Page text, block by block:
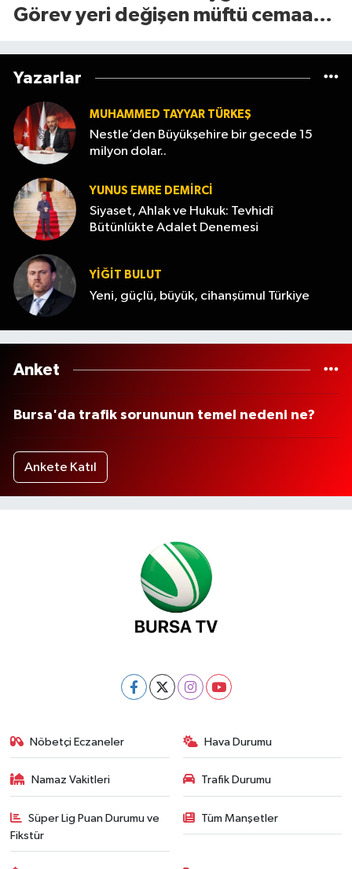
Görev yeri değişen müftü cemaate
Yazarlar
MUHAMMED TAYYAR TÜRKEŞ
Nestle’den Büyükşehire bir gecede 15
milyon dolar..
YUNUS EMRE DEMIRCI
Siyaset, Ahlak ve Hukuk: Tevhidî
Bütünlükte Adalet Denemesi
YİĞİT BULUT
Yeni, güçlü, büyük, cihanşümul Türkiye
Anket
Bursa'da trafik sorununun temel nedeni ne?
Ankete Katıl
Nöbetçi Eczaneler Hava Durumu
Namaz Vakitleri Trafik Durumu
Süper Lig Puan Durumu ve
Fikstür
Tüm Manşetler